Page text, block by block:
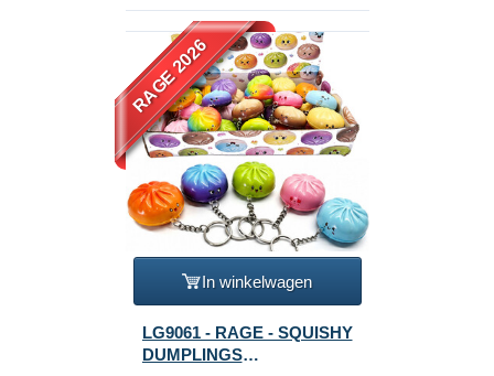
RAGE 2026
In winkelwagen
LG9061 - RAGE - SQUISHY
DUMPLINGS